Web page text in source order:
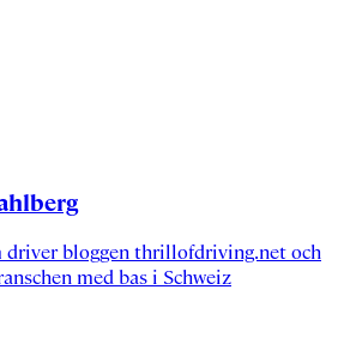
driver bloggen thrillofdriving.net och
med bas i Schweiz